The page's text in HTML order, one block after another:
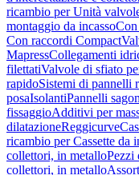
ricambio per Unità
montaggio da incasso
Con raccordi Compact
MapressCollegamenti
filettatiValvole di sfiato
rapidoSistemi di pannelli
posaIsolantiPannelli
fissaggioAdditivi per
dilatazioneReggicurve
ricambio per Cassette da
collettori, in metalloPezzi
collettori, in metallo